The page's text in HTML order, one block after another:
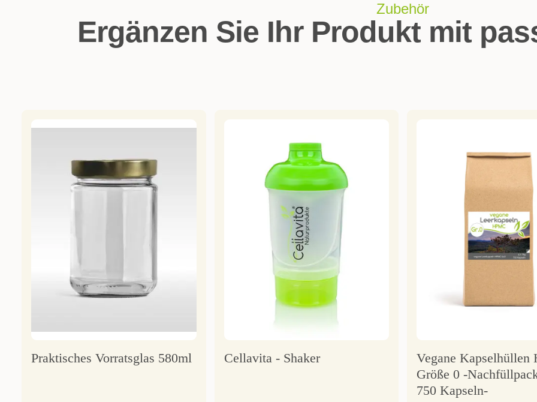
Zubehör
Ergänzen Sie Ihr Produkt mit
Praktisches Vorratsglas 580ml Cellavita - Shaker
Vegane Kapselhüllen
Größe 0 -
750 Kapseln-